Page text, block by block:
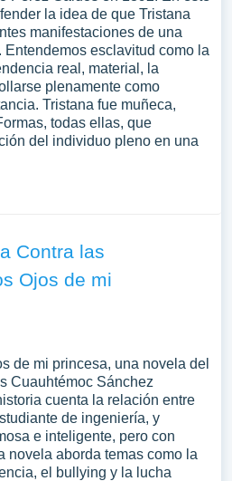
la idea de que Tristana
manifestaciones de una
esclavitud como la
real, material, la
plenamente como
Tristana fue muñeca,
todas ellas, que
del individuo pleno en una
Contra las
Ojos de mi
de mi princesa, una novela del
Cuauhtémoc Sánchez
cuenta la relación entre
de ingeniería, y
e inteligente, pero con
novela aborda temas como la
el bullying y la lucha